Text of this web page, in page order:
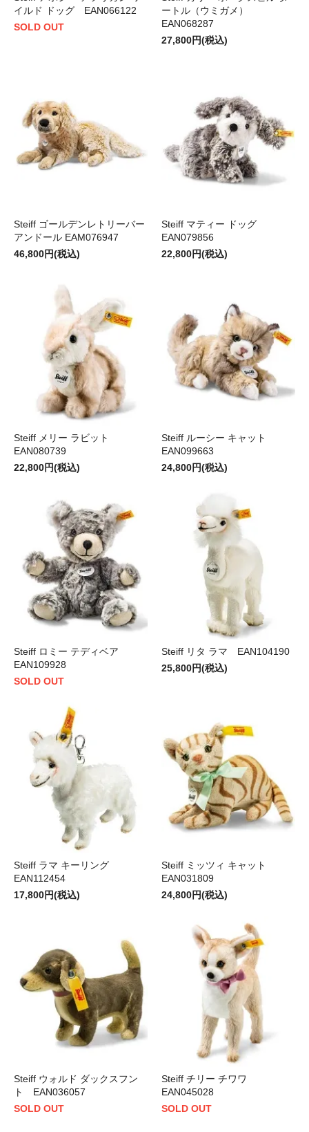
イルド ドッグ EAN066122
SOLD OUT
ートル（ウミガメ）
EAN068287
27,800円(税込)
Steiff ゴールデンレトリーバー
アンドール EAM076947
46,800円(税込)
Steiff マティー ドッグ
EAN079856
22,800円(税込)
Steiff メリー ラビット
EAN080739
22,800円(税込)
Steiff ルーシー キャット
EAN099663
24,800円(税込)
Steiff ロミー テディベア
EAN109928
SOLD OUT
Steiff リタ ラマ EAN104190
25,800円(税込)
Steiff ラマ キーリング
EAN112454
17,800円(税込)
Steiff ミッツィ キャット
EAN031809
24,800円(税込)
Steiff ウォルド ダックスフン
ト EAN036057
SOLD OUT
Steiff チリー チワワ
EAN045028
SOLD OUT